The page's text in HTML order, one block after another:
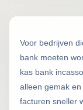
Voor bedrijven
bank moeten
kas bank
alleen gemak
facturen sneller